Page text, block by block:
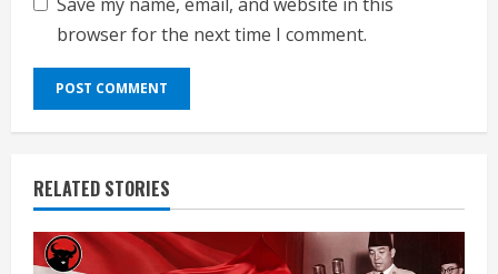
browser for the next time I comment.
RELATED STORIES